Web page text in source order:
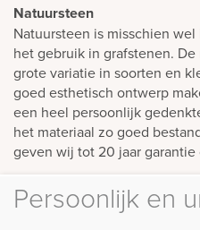
Natuursteen
Natuursteen is misschien
het gebruik in grafstenen.
grote variatie in soorten en
goed esthetisch ontwerp
een heel persoonlijk
het materiaal zo goed
geven wij tot 20 jaar
Persoonlijk en